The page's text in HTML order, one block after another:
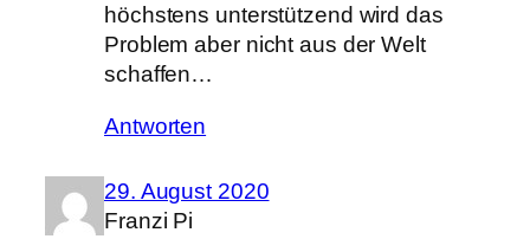
höchstens unterstützend wird das
Problem aber nicht aus der Welt
schaffen…
Antworten
29. August 2020
Franzi Pi